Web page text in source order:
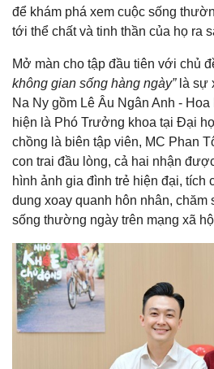
để khám phá xem cuộc sống
tới thể chất và tinh thần của họ ra
Mở màn cho tập đầu tiên với chủ
không gian sống hàng ngày” là sự
Na Ny gồm Lê Âu Ngân Anh -
hiện là Phó Trưởng khoa tại Đại
chồng là biên tập viên, MC Phan
con trai đầu lòng, cả hai nhận
hình ảnh gia đình trẻ hiện đại, tích
dung xoay quanh hôn nhân, chăm
sống thường ngày trên mạng xã